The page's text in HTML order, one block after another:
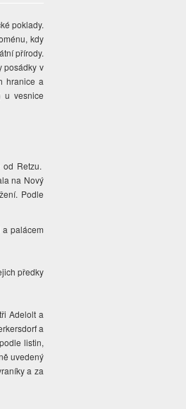
poklady.
kdy
přírody.
posádky v
hranice a
u vesnice
Retzu.
na Nový
Podle
palácem
předky
Adelolt a
a
listin,
uvedený
a za